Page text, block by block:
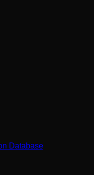
Database